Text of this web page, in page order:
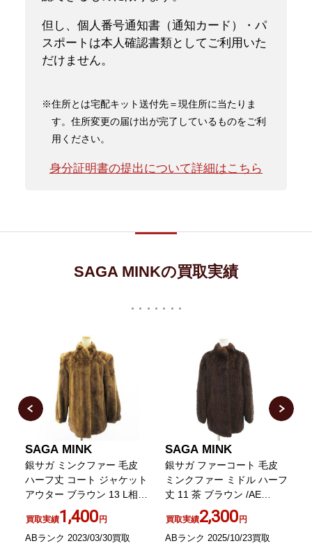
但し、個人番号通知書（通知カード）・パ
スポートは本人確認書類としてご利用いた
だけません。
※住所とは宅配キット送付先＝現住所に当たりま
す。住所変更の届け出が完了しているものをご利
用ください。
身分証明書の提出について詳細はこちら
SAGA MINKの買取実績
SAGA MINK
銀サガ ミンクファー 毛皮
ハーフ丈 コート ジャケット
アウター ブラウン 13 L相当
着丈70cm EC
買取実績1,400円
ABランク 2023/03/30買取
SAGA MINK
銀サガ ファーコート 毛皮
ミンクファー ミドル ハーフ
丈 11 茶 ブラウン /AE
買取実績2,300円
ABランク 2025/10/23買取